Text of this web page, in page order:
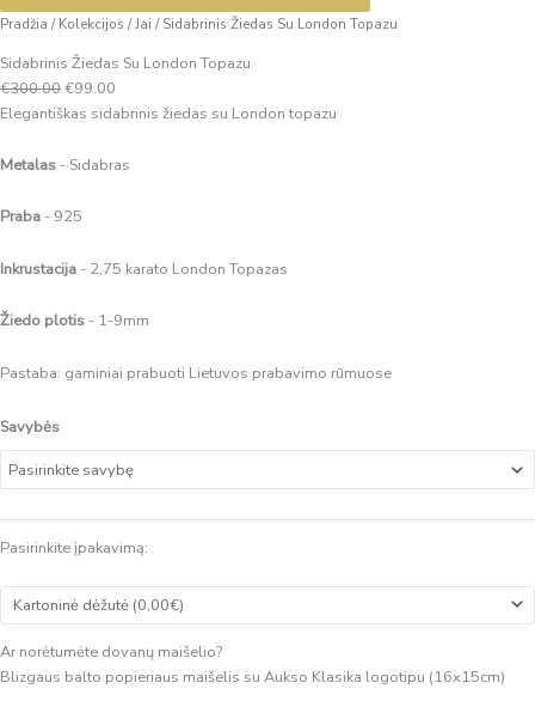
Pradžia / Kolekcijos /Jai /Sidabrinis Žiedas Su London Topazu
Sidabrinis Žiedas Su London Topazu
€300.00€99.00
Elegantiškas sidabrinis žiedas su London topazu
Metalas - Sidabras
Praba - 925
Inkrustacija - 2,75 karato London Topazas
Žiedo plotis - 1-9mm
Pastaba: gaminiai prabuoti Lietuvos prabavimo rūmuose
Savybės
Pasirinkite įpakavimą:
Ar norėtumėte dovanų maišelio?
Blizgaus balto popieriaus maišelis su Aukso Klasika logotipu (16x15cm)